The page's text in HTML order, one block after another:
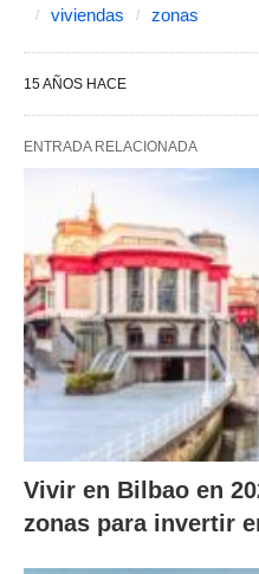
viviendas
zonas
15 AÑOS HACE
ENTRADA RELACIONADA
Vivir en Bilbao en
zonas para invertir